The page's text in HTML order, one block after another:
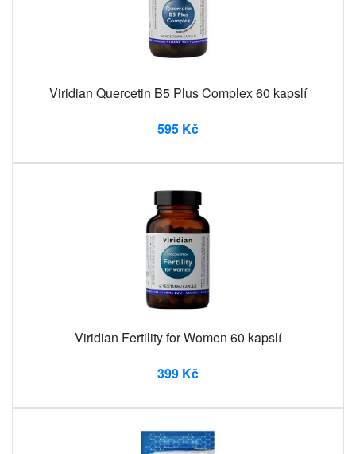
Viridian Quercetin B5 Plus Complex 60 kapslí
595 Kč
Viridian Fertility for Women 60 kapslí
399 Kč